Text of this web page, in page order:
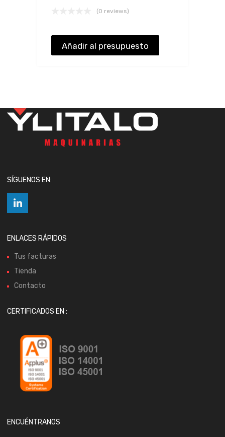
(0 reviews)
Añadir al presupuesto
SÍGUENOS EN:
ENLACES RÁPIDOS
Tus facturas
Tienda
Contacto
CERTIFICADOS EN :
ENCUÉNTRANOS